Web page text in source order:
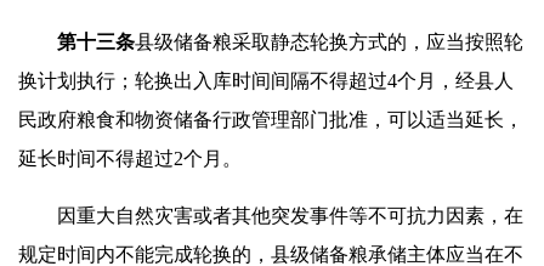
第十三条县级储备粮采取静态轮换方式的，应当按照轮
换计划执行；轮换出入库时间间隔不得超过4个月，经县人
民政府粮食和物资储备行政管理部门批准，可以适当延长，
延长时间不得超过2个月。
因重大自然灾害或者其他突发事件等不可抗力因素，在
规定时间内不能完成轮换的，县级储备粮承储主体应当在不